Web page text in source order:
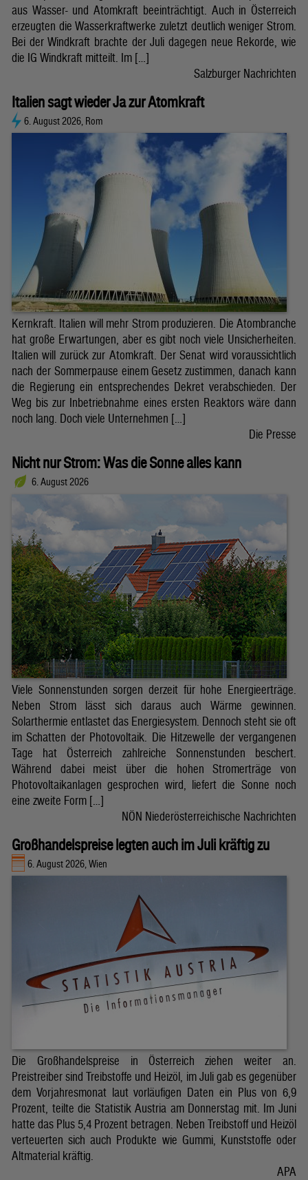
aus Wasser- und Atomkraft beeinträchtigt. Auch in Österreich
erzeugten die Wasserkraftwerke zuletzt deutlich weniger Strom.
Bei der Windkraft brachte der Juli dagegen neue Rekorde, wie
die IG Windkraft mitteilt. Im […]
Salzburger Nachrichten
Italien sagt wieder Ja zur Atomkraft
6. August 2026, Rom
Kernkraft. Italien will mehr Strom produzieren. Die Atombranche
hat große Erwartungen, aber es gibt noch viele Unsicherheiten.
Italien will zurück zur Atomkraft. Der Senat wird voraussichtlich
nach der Sommerpause einem Gesetz zustimmen, danach kann
die Regierung ein entsprechendes Dekret verabschieden. Der
Weg bis zur Inbetriebnahme eines ersten Reaktors wäre dann
noch lang. Doch viele Unternehmen […]
Die Presse
Nicht nur Strom: Was die Sonne alles kann
6. August 2026
Viele Sonnenstunden sorgen derzeit für hohe Energieerträge.
Neben Strom lässt sich daraus auch Wärme gewinnen.
Solarthermie entlastet das Energiesystem. Dennoch steht sie oft
im Schatten der Photovoltaik. Die Hitzewelle der vergangenen
Tage hat Österreich zahlreiche Sonnenstunden beschert.
Während dabei meist über die hohen Stromerträge von
Photovoltaikanlagen gesprochen wird, liefert die Sonne noch
eine zweite Form […]
NÖN Niederösterreichische Nachrichten
Großhandelspreise legten auch im Juli kräftig zu
6. August 2026, Wien
Die Großhandelspreise in Österreich ziehen weiter an.
Preistreiber sind Treibstoffe und Heizöl, im Juli gab es gegenüber
dem Vorjahresmonat laut vorläufigen Daten ein Plus von 6,9
Prozent, teilte die Statistik Austria am Donnerstag mit. Im Juni
hatte das Plus 5,4 Prozent betragen. Neben Treibstoff und Heizöl
verteuerten sich auch Produkte wie Gummi, Kunststoffe oder
Altmaterial kräftig.
APA